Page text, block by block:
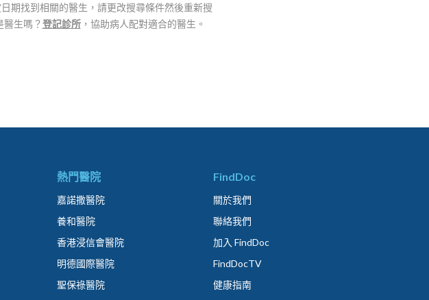
期找到相關的醫生，請更改搜尋條件然後重新搜
生嗎？登記診所，協助病人配對適合的醫生。
熱門醫院
嘉諾撒醫院
養和醫院
香港浸信會醫院
明德國際醫院
聖保祿醫院
FindDoc
關於我們
聯絡我們
加入 FindDoc
FindDocTV
健康指南